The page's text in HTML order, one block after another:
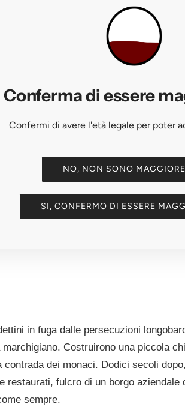
ETTARI VITATI
27 ha (su 84 ha totali)
in fuga dalle persecuzioni
Costruirono una piccola
dei monaci. Dodici secoli
restaurati, fulcro di un borgo aziendale
sempre.
Conferma di essere
Confermi di avere l'età legale per poter
NO, NON SONO
SI, CONFERMO DI ESSERE